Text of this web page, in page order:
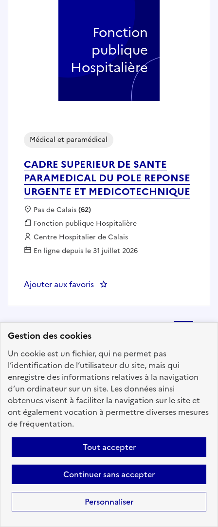
Gestion des cookies
Un cookie est un fichier, qui ne permet pas
l’identification de l’utilisateur du site, mais qui
enregistre des informations relatives à la navigation
d’un ordinateur sur un site. Les données ainsi
obtenues visent à faciliter la navigation sur le site et
ont également vocation à permettre diverses mesures
de fréquentation.
Tout accepter
Continuer sans accepter
Personnaliser
CADRE SUPERIEUR DE SANTE
PARAMEDICAL DU POLE REPONSE
URGENTE ET MEDICOTECHNIQUE
Médical et paramédical
Localisation :
Pas de Calais(62)
Fonction publique :
Fonction publique Hospitalière
Employeur :
Centre Hospitalier de Calais
En ligne depuis le 31 juillet 2026
Ajouter aux favoris : CADRE SUPERIEUR DE
Fonction
publique
Hospitalière
Aller à la page
présent l'application
mobile “Choisir le
service public”
Avec l’application, retrouvez en
tous lieux et en toutes
circonstances les offres d'emploi